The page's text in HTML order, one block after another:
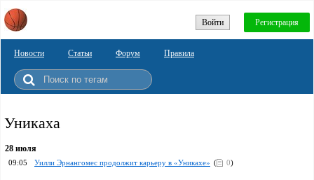
Войти Регистрация
Новости Статьи Форум Правила
Уникаха
28 июля
09:05 Уилли Эрнангомес продолжит карьеру в «Уникахе» ( 0)